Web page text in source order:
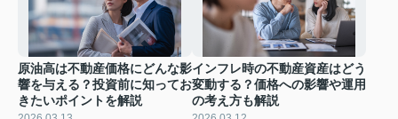
原油高は不動産価格にどんな影
響を与える？投資前に知ってお
きたいポイントを解説
インフレ時の不動産資産はどう
変動する？価格への影響や運用
の考え方も解説